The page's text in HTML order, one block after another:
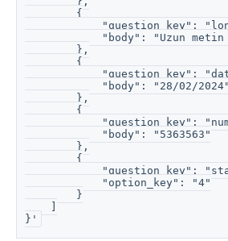
        {
"question_key":
"body": "Uzun metin
        },
        {
"question_key":
            "body": "28/02/2024"
        },
        {
"question_key":
            "body": "5363563"
        },
        {
"question_key":
            "option_key": "4"
        }
}'